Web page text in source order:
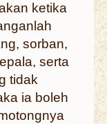
ketika
sorban,
serta
tidak
ia boleh